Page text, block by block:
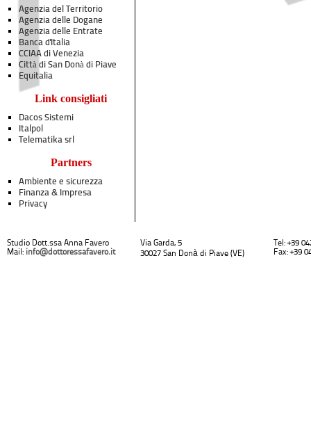
Agenzia del Territorio
Agenzia delle Dogane
Agenzia delle Entrate
Banca d'Italia
CCIAA di Venezia
Città di San Donà di Piave
Equitalia
Link consigliati
Dacos Sistemi
Italpol
Telematika srl
Partners
Ambiente e sicurezza
Finanza & Impresa
Privacy
Studio Dott.ssa Anna Favero
Mail: info@dottoressafavero.it
Via Garda, 5
30027 San Donà di Piave (VE)
Tel: +39
Fax: +39